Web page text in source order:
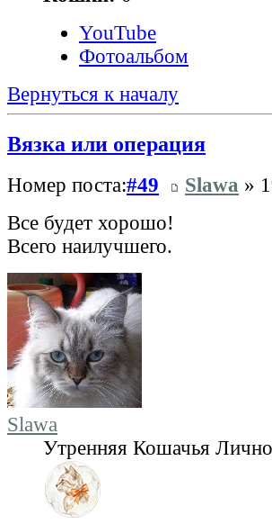
YouTube
Фотоальбом
Вернуться к началу
Вязка или операция
Номер поста:#49 Slawa »
Все будет хорошо!
Всего наилучшего.
Slawa
Утренняя Кошачья